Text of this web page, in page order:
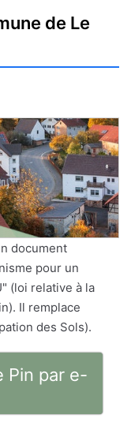
de Le
document
pour un
(loi relative à la
Il remplace
des Sols).
Pin par e-